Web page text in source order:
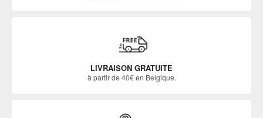
LIVRAISON GRATUITE
à partir de 40€ en Belgique.